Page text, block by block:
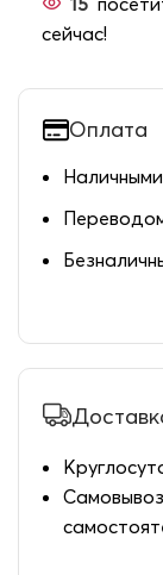
сейчас!
Оплата